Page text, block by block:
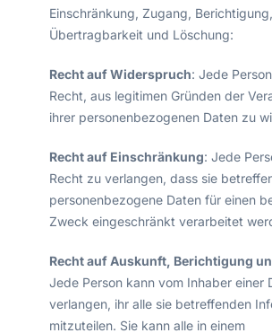
Einschränkung, Zugang, Berichtigung,
Übertragbarkeit und Löschung:
Recht auf Widerspruch: Jede
Recht, aus legitimen Gründen der
ihrer personenbezogenen Daten zu
Recht auf Einschränkung: Jede
Recht zu verlangen, dass sie
personenbezogene Daten für einen
Zweck eingeschränkt verarbeitet
Recht auf Auskunft, Berichtigung
Jede Person kann vom Inhaber einer
verlangen, ihr alle sie betreffenden
mitzuteilen. Sie kann alle in einem